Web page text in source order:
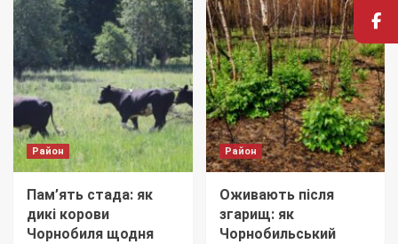
Район
Пам’ять стада: як
дикі корови
Чорнобиля щодня
Район
Оживають після
згарищ: як
Чорнобильський